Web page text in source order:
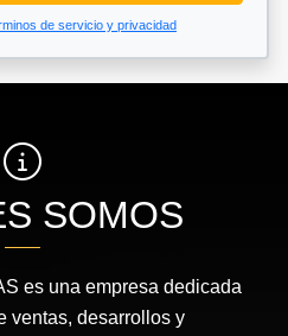
de servicio y privacidad
SOMOS
es una empresa dedicada
ventas, desarrollos y